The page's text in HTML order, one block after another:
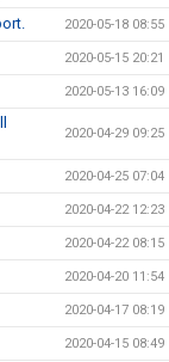
2020-05-18 08:55
2020-05-15 20:21
2020-05-13 16:09
2020-04-29 09:25
2020-04-25 07:04
2020-04-22 12:23
2020-04-22 08:15
2020-04-20 11:54
2020-04-17 08:19
2020-04-15 08:49